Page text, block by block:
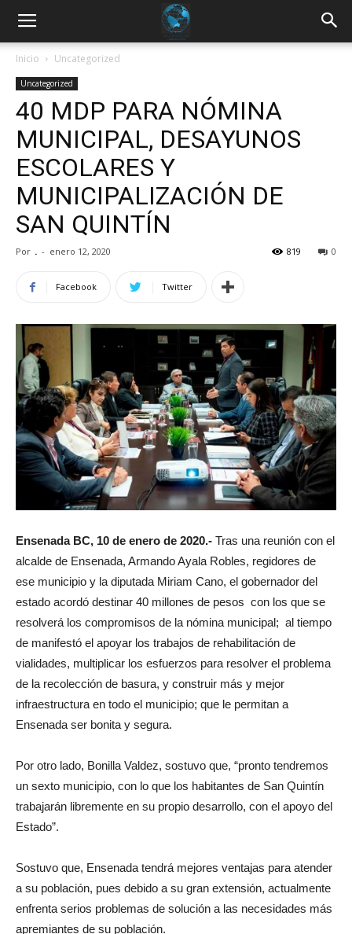
Inicio Uncategorized
Uncategorized
40 MDP PARA NÓMINA
MUNICIPAL, DESAYUNOS
ESCOLARES Y
MUNICIPALIZACIÓN DE
SAN QUINTÍN
Por . - enero 12, 2020 0
819
Facebook Twitter
Ensenada BC, 10 de enero de 2020.- Tras una reunión con el
alcalde de Ensenada, Armando Ayala Robles, regidores de
ese municipio y la diputada Miriam Cano, el gobernador del
estado acordó destinar 40 millones de pesos con los que se
resolverá los compromisos de la nómina municipal; al tiempo
de manifestó el apoyar los trabajos de rehabilitación de
vialidades, multiplicar los esfuerzos para resolver el problema
de la recolección de basura, y construir más y mejor
infraestructura en todo el municipio; que le permitan a
Ensenada ser bonita y segura.
Por otro lado, Bonilla Valdez, sostuvo que, “pronto tendremos
un sexto municipio, con lo que los habitantes de San Quintín
trabajarán libremente en su propio desarrollo, con el apoyo del
Estado”.
Sostuvo que, Ensenada tendrá mejores ventajas para atender
a su población, pues debido a su gran extensión, actualmente
enfrenta serios problemas de solución a las necesidades más
apremiantes de su población.